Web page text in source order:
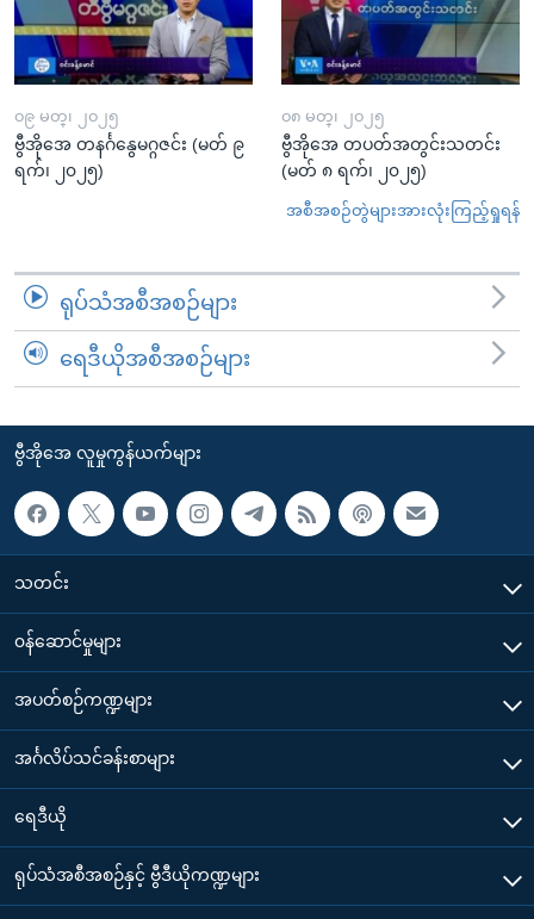
၀၉ မတ္၊ ၂၀၂၅
ဗွီအိုအေ တနင်္ဂနွေမဂ္ဂဇင်း (မတ် ၉
ရက်၊ ၂၀၂၅)
၀၈ မတ္၊ ၂၀၂၅
ဗွီအိုအေ တပတ်အတွင်းသတင်း
(မတ် ၈ ရက်၊ ၂၀၂၅)
အစီအစဉ်တွဲများအားလုံးကြည့်ရှုရန်
ရုပ်သံအစီအစဉ်များ
ရေဒီယိုအစီအစဉ်များ
ဗွီအိုအေ လူမှုကွန်ယက်များ
သတင်း
၀န်ဆောင်မှုများ
အပတ်စဉ်ကဏ္ဍများ
အင်္ဂလိပ်သင်ခန်းစာများ
ရေဒီယို
ရုပ်သံအစီအစဉ်နှင့် ဗွီဒီယိုကဏ္ဍများ